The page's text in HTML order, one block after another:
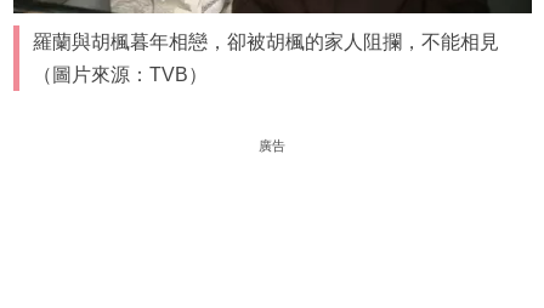
羅蘭與胡楓暮年相戀，卻被胡楓的家人阻攔，不能相見
（圖片來源：TVB）
廣告